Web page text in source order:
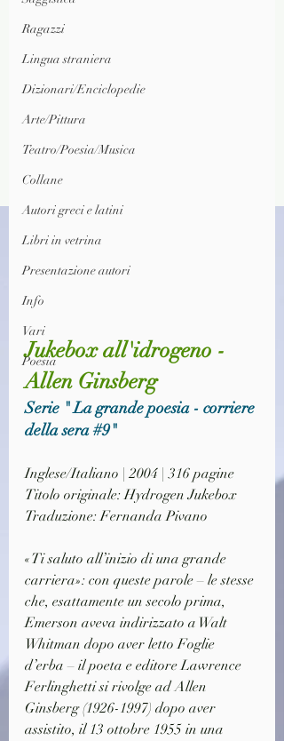
Ragazzi
Lingua straniera
Dizionari/Enciclopedie
Arte/Pittura
Teatro/Poesia/Musica
Collane
Autori greci e latini
Libri in vetrina
Presentazione autori
Info
Vari
Poesia
Jukebox all'idrogeno -
Allen Ginsberg
Serie " La grande poesia - corriere
della sera #9"
Inglese/Italiano | 2004 | 316 pagine
Titolo originale: Hydrogen Jukebox
Traduzione: Fernanda Pivano
«Ti saluto all’inizio di una grande
carriera»: con queste parole – le stesse
che, esattamente un secolo prima,
Emerson aveva indirizzato a Walt
Whitman dopo aver letto Foglie
d’erba – il poeta e editore Lawrence
Ferlinghetti si rivolge ad Allen
Ginsberg (1926-1997) dopo aver
assistito, il 13 ottobre 1955 in una